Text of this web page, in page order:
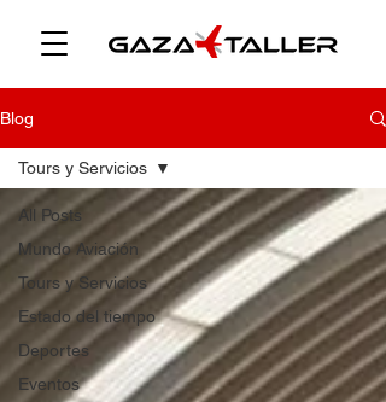
Blog
All Posts
Mundo Aviación
Tours y Servicios
Estado del tiempo
Deportes
Eventos
Tours y Servicios